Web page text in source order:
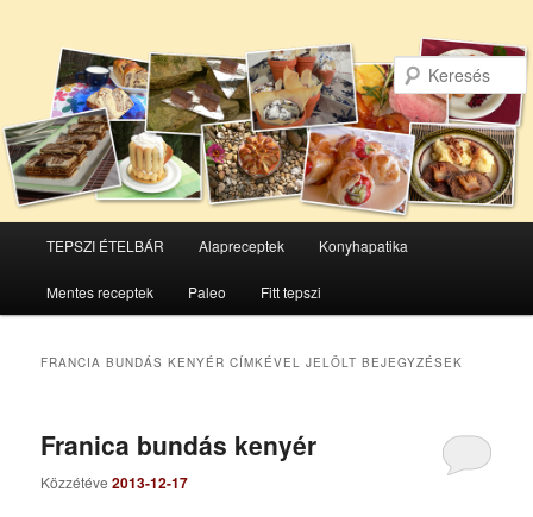
Tovább
az
Tovább
a
TEPSZI ÉTELBÁR Alapreceptek Konyhapatika
Mentes receptek Paleo Fitt tepszi
FRANCIA BUNDÁS KENYÉR CÍMKÉVEL JELÖLT BEJEGYZÉSEK
Franica bundás kenyér
Közzétéve2013-12-17